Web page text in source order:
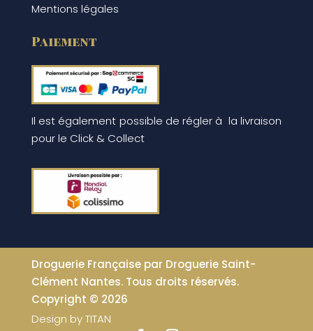
Mentions légales
Paiement
Il est également possible de régler à la livraison
pour le Click & Collect
Droguerie Française par Droguerie Saint-
Clément Nantes. Tous droits réservés.
Copyright © 2026
Design byTITAN